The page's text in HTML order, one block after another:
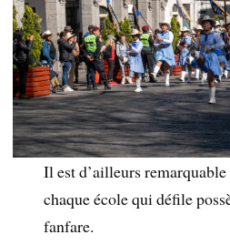
Il est d’ailleurs
chaque école qui défile
fanfare.